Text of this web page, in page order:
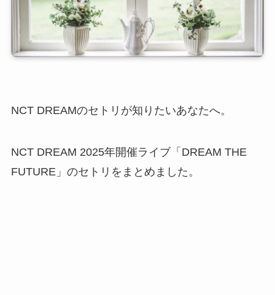
NCT DREAMのセトリが知りたいあなたへ。
NCT DREAM 2025年開催ライブ「DREAM THE
FUTURE」のセトリをまとめました。